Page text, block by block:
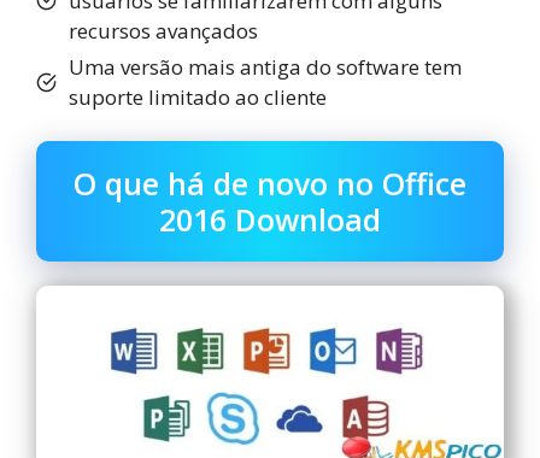
recursos avançados
Uma versão mais antiga do software tem
suporte limitado ao cliente
O que há de novo no Office
2016 Download